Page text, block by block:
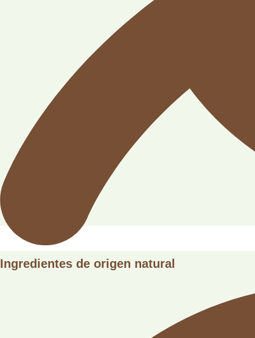
Ingredientes de origen natural